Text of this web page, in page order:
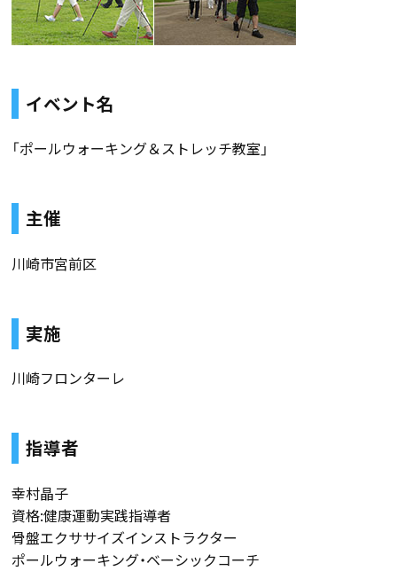
イベント名
「ポールウォーキング＆ストレッチ教室」
主催
川崎市宮前区
実施
川崎フロンターレ
指導者
幸村晶子
資格:健康運動実践指導者
骨盤エクササイズインストラクター
ポールウォーキング・ベーシックコーチ